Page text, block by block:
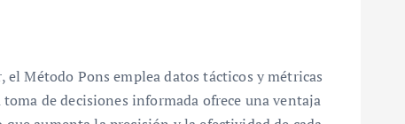
Método Pons emplea datos tácticos y métricas
de decisiones informada ofrece una ventaja